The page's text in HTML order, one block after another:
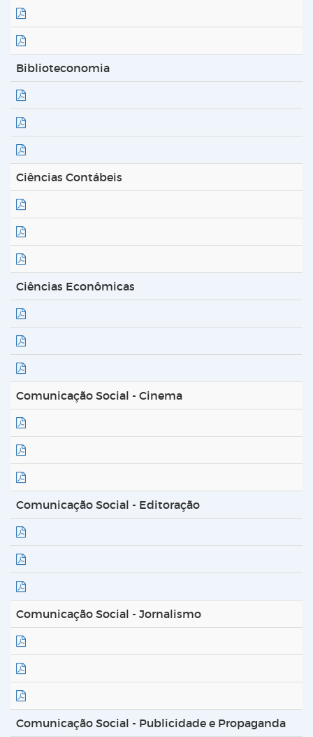
Biblioteconomia
Ciências Contábeis
Ciências Econômicas
Comunicação Social - Cinema
Comunicação Social - Editoração
Comunicação Social - Jornalismo
Comunicação Social - Publicidade e Propaganda